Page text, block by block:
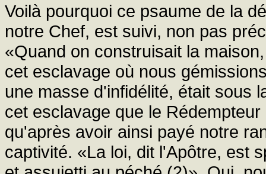
Voilà pourquoi ce psaume de la
notre Chef, est suivi, non pas
«Quand on construisait la
cet esclavage où nous
une masse d'infidélité, était sous
cet esclavage que le
qu'après avoir ainsi payé notre
captivité. «La loi, dit l'Apôtre, est